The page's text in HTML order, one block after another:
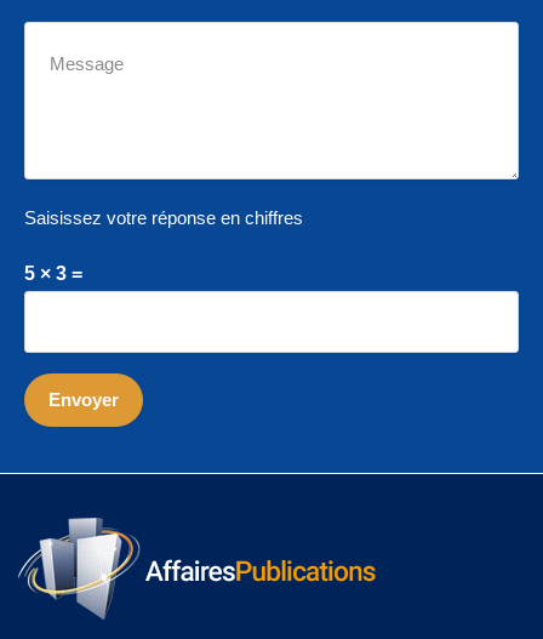
Saisissez votre réponse en chiffres
5 × 3 =